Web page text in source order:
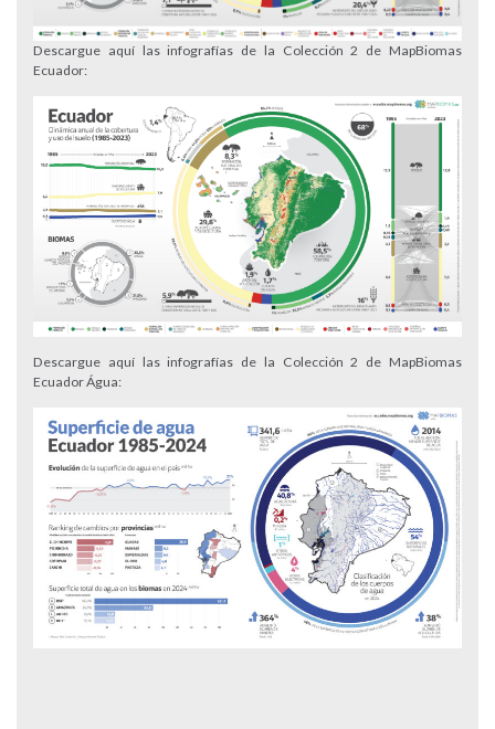
Descargue aquí las infografías de la Colección 2 de MapBiomas
Ecuador:
Descargue aquí las infografías de la Colección 2 de MapBiomas
Ecuador Água: